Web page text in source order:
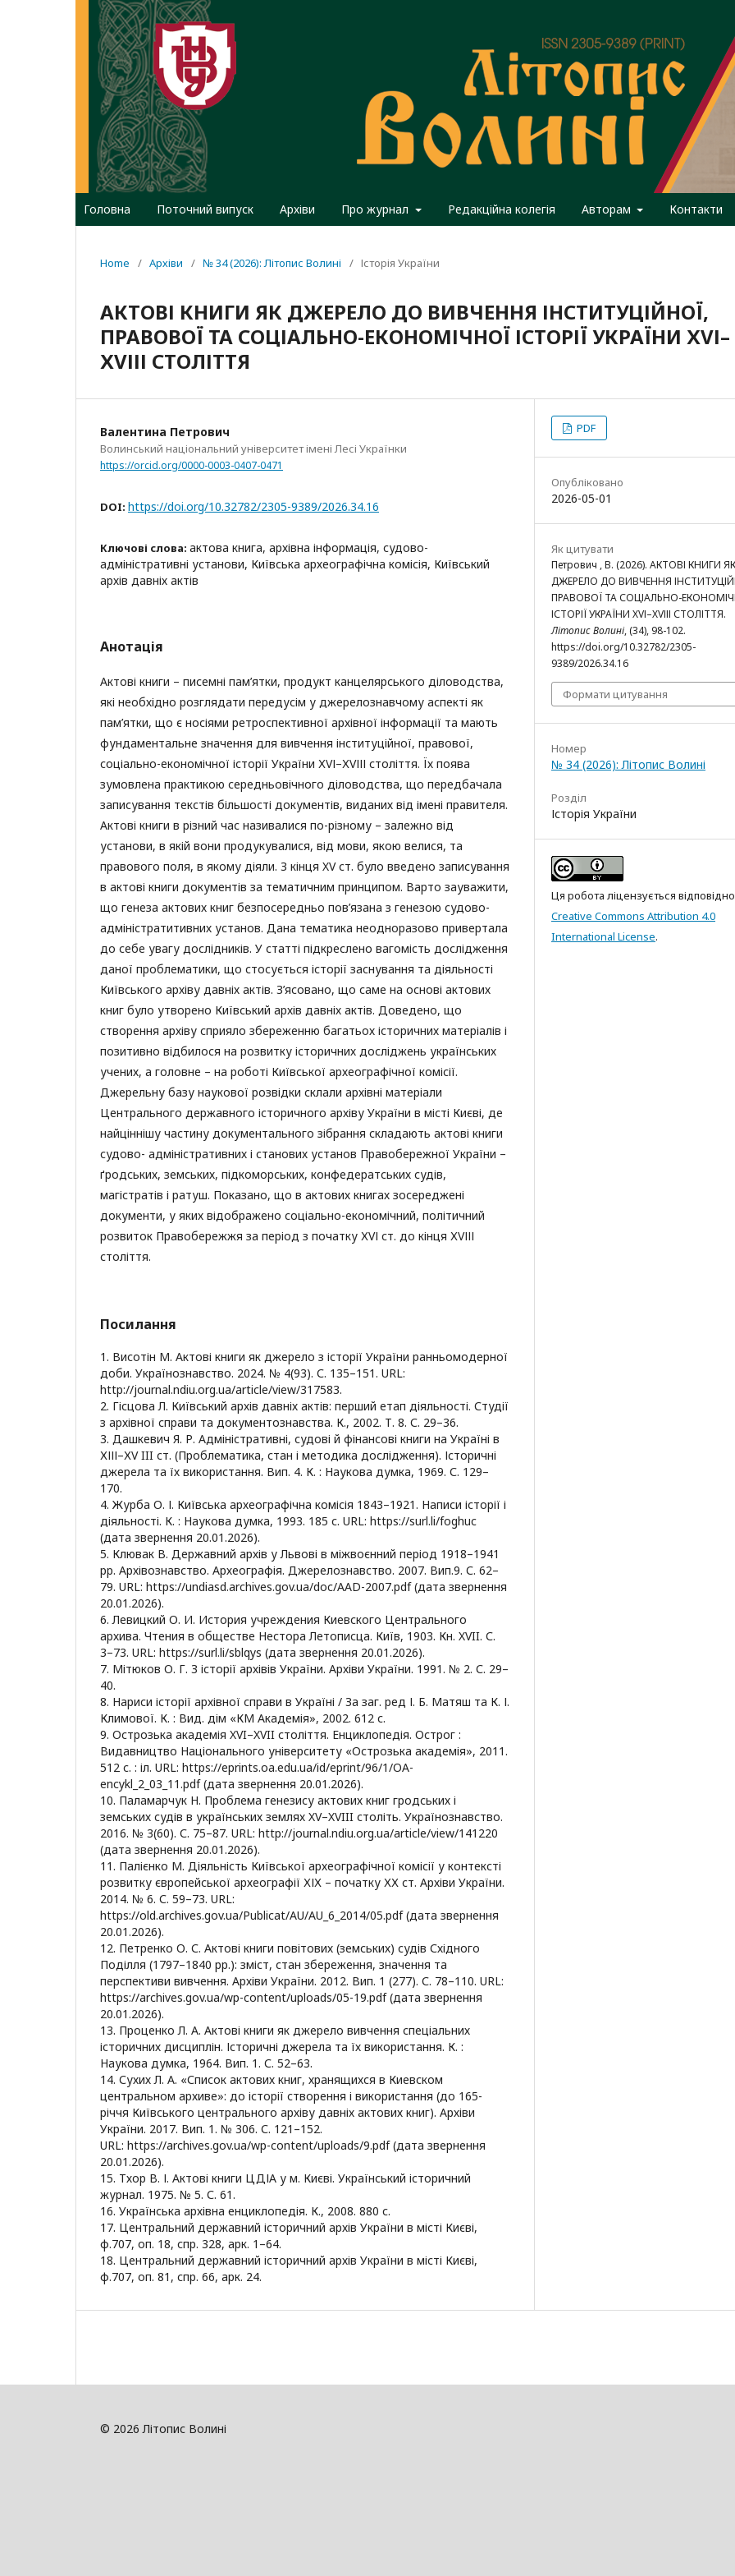
Головна Поточний випуск Архіви Про журнал Редакційна колегія Авторам Контакти
Home / Архіви / № 34 (2026): Літопис Волині / Історія України
АКТОВІ КНИГИ ЯК ДЖЕРЕЛО ДО ВИВЧЕННЯ ІНСТИТУЦІЙНОЇ,
ПРАВОВОЇ ТА СОЦІАЛЬНО-ЕКОНОМІЧНОЇ ІСТОРІЇ УКРАЇНИ ХVІ–
ХVІІІ СТОЛІТТЯ
Валентина Петрович
Волинський національний університет імені Лесі Українки
https://orcid.org/0000-0003-0407-0471
DOI: https://doi.org/10.32782/2305-9389/2026.34.16
Ключові слова: актова книга, архівна інформація, судово-
адміністративні установи, Київська археографічна комісія, Київський
архів давніх актів
Анотація
Актові книги – писемні пам’ятки, продукт канцелярського діловодства,
які необхідно розглядати передусім у джерелознавчому аспекті як
пам’ятки, що є носіями ретроспективної архівної інформації та мають
фундаментальне значення для вивчення інституційної, правової,
соціально-економічної історії України ХVІ–ХVІІІ століття. Їх поява
зумовлена практикою середньовічного діловодства, що передбачала
записування текстів більшості документів, виданих від імені правителя.
Актові книги в різний час називалися по-різному – залежно від
установи, в якій вони продукувалися, від мови, якою велися, та
правового поля, в якому діяли. З кінця XV ст. було введено записування
в актові книги документів за тематичним принципом. Варто зауважити,
що генеза актових книг безпосередньо пов’язана з генезою судово-
адміністратитивних установ. Дана тематика неодноразово привертала
до себе увагу дослідників. У статті підкреслено вагомість дослідження
даної проблематики, що стосується історії заснування та діяльності
Київського архіву давніх актів. З’ясовано, що саме на основі актових
книг було утворено Київський архів давніх актів. Доведено, що
створення архіву сприяло збереженню багатьох історичних матеріалів і
позитивно відбилося на розвитку історичних досліджень українських
учених, а головне – на роботі Київської археографічної комісії.
Джерельну базу наукової розвідки склали архівні матеріали
Центрального державного історичного архіву України в місті Києві, де
найціннішу частину документального зібрання складають актові книги
судово- адміністративних і станових установ Правобережної України –
ґродських, земських, підкоморських, конфедератських судів,
магістратів і ратуш. Показано, що в актових книгах зосереджені
документи, у яких відображено соціально-економічний, політичний
розвиток Правобережжя за період з початку ХVІ ст. до кінця ХVІІІ
століття.
Посилання
1. Висотін М. Актові книги як джерело з історії України ранньомодерної
доби. Українознавство. 2024. № 4(93). С. 135–151. URL:
http://journal.ndiu.org.ua/article/view/317583.
2. Гісцова Л. Київський архів давніх актів: перший етап діяльності. Студії
з архівної справи та документознавства. К., 2002. Т. 8. С. 29–36.
3. Дашкевич Я. Р. Адміністративні, судові й фінансові книги на Україні в
ХІІІ–ХV III ст. (Проблематика, стан і методика дослідження). Історичні
джерела та їх використання. Вип. 4. К. : Наукова думка, 1969. С. 129–
170.
4. Журба О. І. Київська археографічна комісія 1843–1921. Написи історії і
діяльності. К. : Наукова думка, 1993. 185 с. URL: https://surl.li/foghuc
(дата звернення 20.01.2026).
5. Клювак В. Державний архів у Львові в міжвоєнний період 1918–1941
рр. Архівознавство. Археографія. Джерелознавство. 2007. Вип.9. С. 62–
79. URL: https://undiasd.archives.gov.ua/doc/AAD-2007.pdf (дата звернення
20.01.2026).
6. Левицкий О. И. История учреждения Киевского Центрального
архива. Чтения в обществе Нестора Летописца. Київ, 1903. Кн. XVII. С.
3–73. URL: https://surl.li/sblqys (дата звернення 20.01.2026).
7. Мітюков О. Г. З історії архівів України. Архіви України. 1991. № 2. С. 29–
40.
8. Нариси історії архівної справи в Україні / За заг. ред І. Б. Матяш та К. І.
Климової. К. : Вид. дім «КМ Академія», 2002. 612 с.
9. Острозька академія XVI–XVII століття. Енциклопедія. Острог :
Видавництво Національного університету «Острозька академія», 2011.
512 с. : іл. URL: https://eprints.oa.edu.ua/id/eprint/96/1/OA-
encykl_2_03_11.pdf (дата звернення 20.01.2026).
10. Паламарчук Н. Проблема генезису актових книг гродських і
земських судів в українських землях XV–XVIII століть. Українознавство.
2016. № 3(60). С. 75–87. URL: http://journal.ndiu.org.ua/article/view/141220
(дата звернення 20.01.2026).
11. Палієнко М. Діяльність Київської археографічної комісії у контексті
розвитку європейської археографії ХІХ – початку ХХ ст. Архіви України.
2014. № 6. С. 59–73. URL:
https://old.archives.gov.ua/Publicat/AU/AU_6_2014/05.pdf (дата звернення
20.01.2026).
12. Петренко О. С. Актові книги повітових (земських) судів Східного
Поділля (1797–1840 рр.): зміст, стан збереження, значення та
перспективи вивчення. Архіви України. 2012. Вип. 1 (277). С. 78–110. URL:
https://archives.gov.ua/wp-content/uploads/05-19.pdf (дата звернення
20.01.2026).
13. Проценко Л. А. Актові книги як джерело вивчення спеціальних
історичних дисциплін. Історичні джерела та їх використання. К. :
Наукова думка, 1964. Вип. 1. С. 52–63.
14. Сухих Л. А. «Список актових книг, хранящихся в Киевском
центральном архиве»: до історії створення і використання (до 165-
річчя Київського центрального архіву давніх актових книг). Архіви
України. 2017. Вип. 1. № 306. С. 121–152.
URL: https://archives.gov.ua/wp-content/uploads/9.pdf (дата звернення
20.01.2026).
15. Тхор В. І. Актові книги ЦДІА у м. Києві. Український історичний
журнал. 1975. № 5. С. 61.
16. Українська архівна енциклопедія. К., 2008. 880 с.
17. Центральний державний історичний архів України в місті Києві,
ф.707, оп. 18, спр. 328, арк. 1–64.
18. Центральний державний історичний архів України в місті Києві,
ф.707, оп. 81, спр. 66, арк. 24.
PDF
Опубліковано
2026-05-01
Як цитувати
Петрович , В. (2026). АКТОВІ КНИГИ ЯК
ДЖЕРЕЛО ДО ВИВЧЕННЯ
ПРАВОВОЇ ТА СОЦІАЛЬНО-
ІСТОРІЇ УКРАЇНИ ХVІ–ХVІІІ СТОЛІТТЯ.
Літопис Волині, (34), 98-102.
https://doi.org/10.32782/2305-
9389/2026.34.16
Формати цитування
Номер
№ 34 (2026): Літопис Волині
Розділ
Історія України
Ця робота ліцензується
Creative Commons Attribution 4.0
International License.
© 2026 Літопис Волині